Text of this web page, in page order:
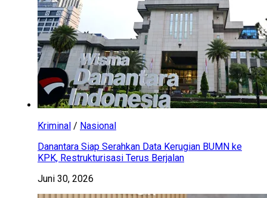
Kriminal / Nasional
Danantara Siap Serahkan Data Kerugian BUMN ke
KPK, Restrukturisasi Terus Berjalan
Juni 30, 2026